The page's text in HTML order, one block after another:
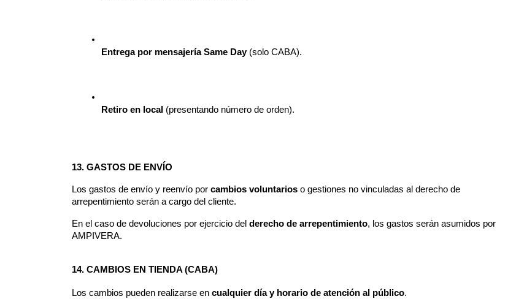
Entrega por mensajería Same Day (solo CABA).
Retiro en local (presentando número de orden).
13. GASTOS DE ENVÍO
Los gastos de envío y reenvío por cambios voluntarios o gestiones no vinculadas al derecho de
arrepentimiento serán a cargo del cliente.
En el caso de devoluciones por ejercicio del derecho de arrepentimiento, los gastos serán asumidos por
AMPIVERA.
14. CAMBIOS EN TIENDA (CABA)
Los cambios pueden realizarse en cualquier día y horario de atención al público.